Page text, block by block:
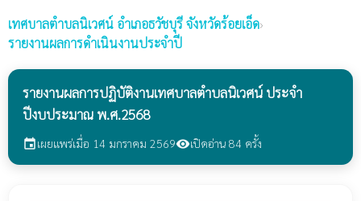
เทศบาลตำบลนิเวศน์ อำเภอธวัชบุรี จังหวัดร้อยเอ็ด›
รายงานผลการดำเนินงานประจำปี
รายงานผลการปฏิบัติงานเทศบาลตำบลนิเวศน์ ประจำ
ปีงบประมาณ พ.ศ.2568
eventเผยแพร่เมื่อ 14 มกราคม 2569visibilityเปิดอ่าน 84 ครั้ง